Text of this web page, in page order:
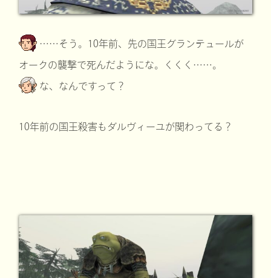
……そう。10年前、先の国王グランテュールが
オークの襲撃で死んだようにな。くくく……。
な、なんですって？
10年前の国王殺害もダルヴィーユが関わってる？